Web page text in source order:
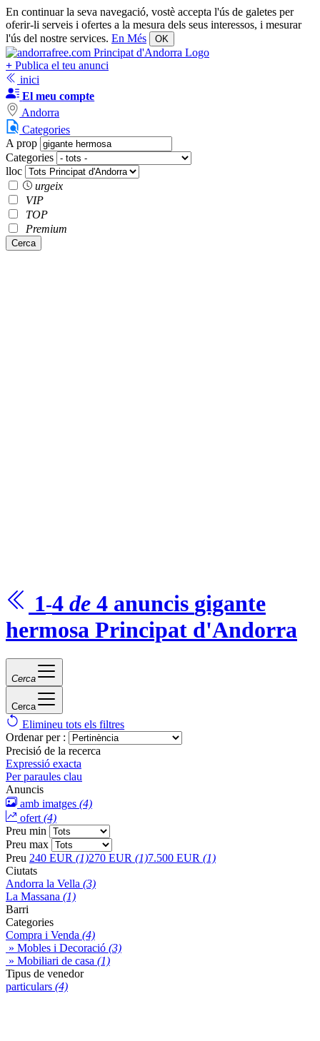
En continuar la seva navegació, vostè accepta l'ús de galetes per
oferir-li serveis i ofertes a la mesura dels seus interessos, i mesurar
l'ús del nostre services. En Més OK
+ Publica el teu anunci
inici
El meu compte
Andorra
Categories
A prop
Categories
lloc
urgeix
VIP
TOP
Premium
Cerca
1-4 de 4 anuncis gigante
hermosa Principat d'Andorra
Cerca
Cerca
Elimineu tots els filtres
Ordenar per :
Precisió de la recerca
Expressió exacta
Per paraules clau
Anuncis
amb imatges (4)
ofert (4)
Preu min
Preu max
Preu 240 EUR (1)270 EUR (1)7.500 EUR (1)
Ciutats
Andorra la Vella (3)
La Massana (1)
Barri
Categories
Compra i Venda (4)
» Mobles i Decoració (3)
» Mobiliari de casa (1)
Tipus de venedor
particulars (4)